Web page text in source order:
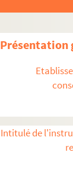
Présentation
Intitulé de
Période pré-
Epoque
Epoque
Epoque
Epoque Jules
Epoque
Epoque
Epoque